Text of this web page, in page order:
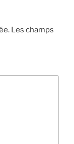
Les champs